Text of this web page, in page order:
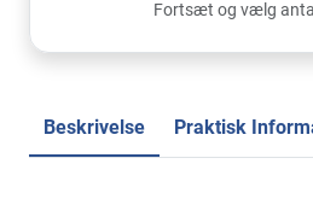
Fortsæt og vælg
Beskrivelse Praktisk